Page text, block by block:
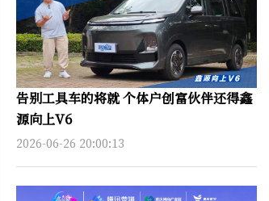
告别工具车的将就 个体户创富伙伴还得鑫
源向上V6
2026-06-26 20:00:13